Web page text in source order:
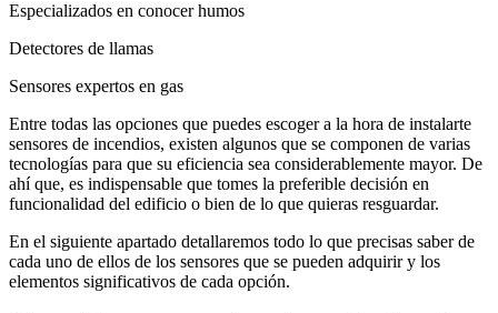
Especializados en conocer humos
Detectores de llamas
Sensores expertos en gas
Entre todas las opciones que puedes escoger a la hora de instalarte
sensores de incendios, existen algunos que se componen de varias
tecnologías para que su eficiencia sea considerablemente mayor. De
ahí que, es indispensable que tomes la preferible decisión en
funcionalidad del edificio o bien de lo que quieras resguardar.
En el siguiente apartado detallaremos todo lo que precisas saber de
cada uno de ellos de los sensores que se pueden adquirir y los
elementos significativos de cada opción.